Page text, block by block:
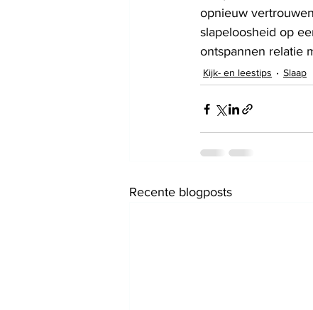
opnieuw
slapeloosheid op
ontspannen relatie
Kijk- en leestips Slaap
Recente blogposts